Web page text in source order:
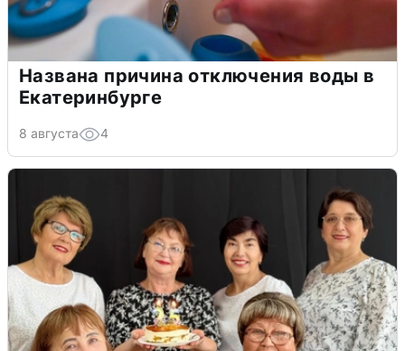
Названа причина отключения воды в
Екатеринбурге
8 августа 4